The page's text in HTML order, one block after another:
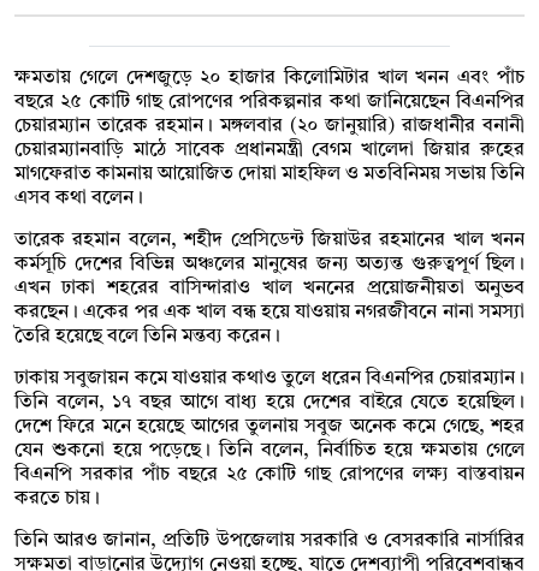
ক্ষমতায় গেলে দেশজুড়ে ২০ হাজার কিলোমিটার খাল খনন এবং পাঁচ
বছরে ২৫ কোটি গাছ রোপণের পরিকল্পনার কথা জানিয়েছেন বিএনপির
চেয়ারম্যান তারেক রহমান। মঙ্গলবার (২০ জানুয়ারি) রাজধানীর বনানী
চেয়ারম্যানবাড়ি মাঠে সাবেক প্রধানমন্ত্রী বেগম খালেদা জিয়ার রুহের
মাগফেরাত কামনায় আয়োজিত দোয়া মাহফিল ও মতবিনিময় সভায় তিনি
এসব কথা বলেন।
তারেক রহমান বলেন, শহীদ প্রেসিডেন্ট জিয়াউর রহমানের খাল খনন
কর্মসূচি দেশের বিভিন্ন অঞ্চলের মানুষের জন্য অত্যন্ত গুরুত্বপূর্ণ ছিল।
এখন ঢাকা শহরের বাসিন্দারাও খাল খননের প্রয়োজনীয়তা অনুভব
করছেন। একের পর এক খাল বন্ধ হয়ে যাওয়ায় নগরজীবনে নানা সমস্যা
তৈরি হয়েছে বলে তিনি মন্তব্য করেন।
ঢাকায় সবুজায়ন কমে যাওয়ার কথাও তুলে ধরেন বিএনপির চেয়ারম্যান।
তিনি বলেন, ১৭ বছর আগে বাধ্য হয়ে দেশের বাইরে যেতে হয়েছিল।
দেশে ফিরে মনে হয়েছে আগের তুলনায় সবুজ অনেক কমে গেছে, শহর
যেন শুকনো হয়ে পড়েছে। তিনি বলেন, নির্বাচিত হয়ে ক্ষমতায় গেলে
বিএনপি সরকার পাঁচ বছরে ২৫ কোটি গাছ রোপণের লক্ষ্য বাস্তবায়ন
করতে চায়।
তিনি আরও জানান, প্রতিটি উপজেলায় সরকারি ও বেসরকারি নার্সারির
সক্ষমতা বাড়ানোর উদ্যোগ নেওয়া হচ্ছে, যাতে দেশব্যাপী পরিবেশবান্ধব